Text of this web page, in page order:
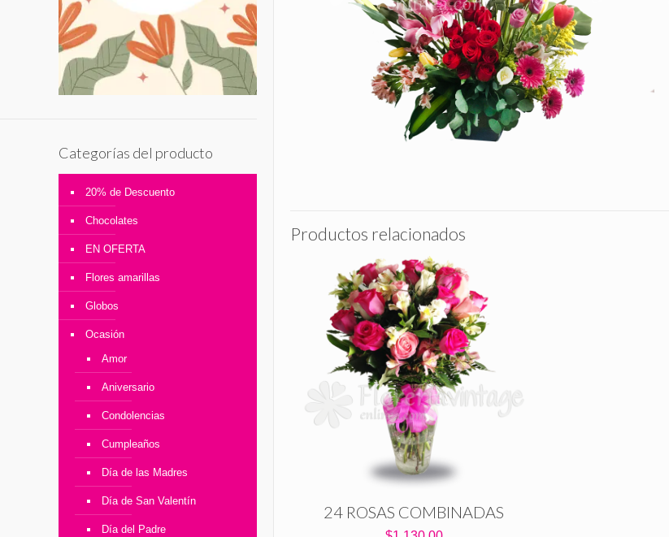
Productos relacionados
24 ROSAS COMBINADAS
Categorías del producto
20% de Descuento
Chocolates
EN OFERTA
Flores amarillas
Globos
Ocasión
Amor
Aniversario
Condolencias
Cumpleaños
Día de las Madres
Día de San Valentín
Día del Padre